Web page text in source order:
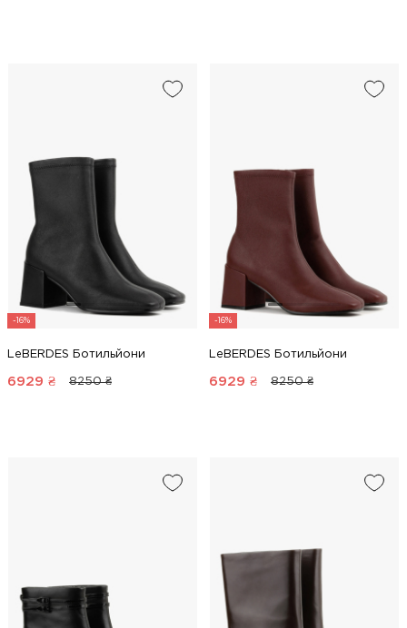
-16%
LeBERDES Ботильйони
6929 ₴ 8250 ₴
-16%
LeBERDES Ботильйони
6929 ₴ 8250 ₴